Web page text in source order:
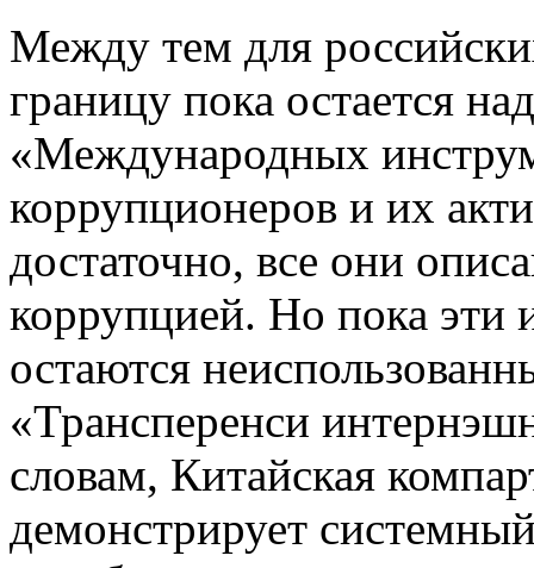
Между тем для
границу пока остается
«Международных
коррупционеров и их
достаточно, все они
коррупцией. Но пока эти
остаются
«Трансперенси
словам, Китайская
демонстрирует